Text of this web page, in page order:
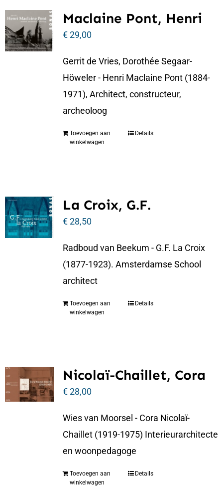
Maclaine Pont, Henri
€29,00
Gerrit de Vries, Dorothée Segaar-
Höweler - Henri Maclaine Pont (1884-
1971), Architect, constructeur,
archeoloog
Toevoegen aan
winkelwagen
Details
La Croix, G.F.
€28,50
Radboud van Beekum - G.F. La Croix
(1877-1923). Amsterdamse School
architect
Toevoegen aan
winkelwagen
Details
Nicolaï-Chaillet, Cora
€28,00
Wies van Moorsel - Cora Nicolaï-
Chaillet (1919-1975) Interieurarchitecte
en woonpedagoge
Toevoegen aan
winkelwagen
Details